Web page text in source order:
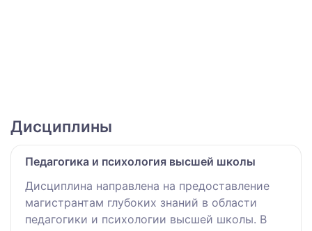
Дисциплины
Педагогика и психология высшей школы
Дисциплина направлена на предоставление
магистрантам глубоких знаний в области
педагогики и психологии высшей школы. В